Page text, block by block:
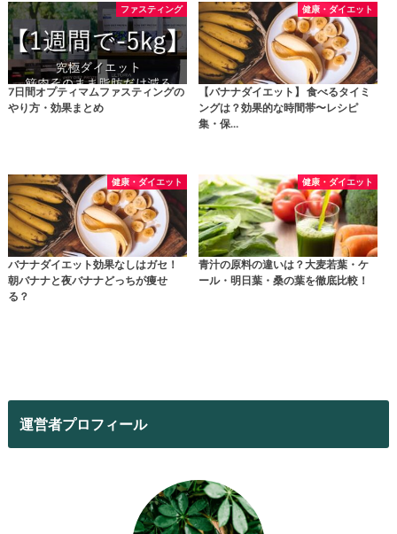
ファスティング
7日間オプティマムファスティングの
やり方・効果まとめ
健康・ダイエット
【バナナダイエット】 食べるタイミ
ングは？効果的な時間帯〜レシピ
集・保…
健康・ダイエット
バナナダイエット効果なしはガセ！
朝バナナと夜バナナどっちが痩せ
る？
健康・ダイエット
青汁の原料の違いは？大麦若葉・ケ
ール・明日葉・桑の葉を徹底比較！
運営者プロフィール